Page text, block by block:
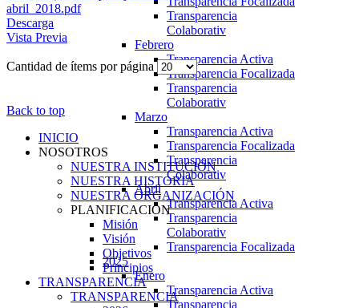
Transparencia
Colaborativ
Febrero
Transparencia Activa
Transparencia Focalizada
Transparencia
Colaborativ
Marzo
Transparencia Activa
Transparencia Focalizada
Transparencia
Colaborativ
Abril
Transparencia Activa
Transparencia
Colaborativ
Transparencia Focalizada
2025
Enero
Transparencia Activa
Transparencia
abril_2018.pdf
Descarga
Vista Previa
Cantidad de ítems por página
Back to top
INICIO
NOSOTROS
NUESTRA INSTITUCIÓN
NUESTRA HISTORIA
NUESTRA ORGANIZACIÓN
PLANIFICACIÓN
Misión
Visión
Objetivos
Principios
TRANSPARENCIA
TRANSPARENCIA